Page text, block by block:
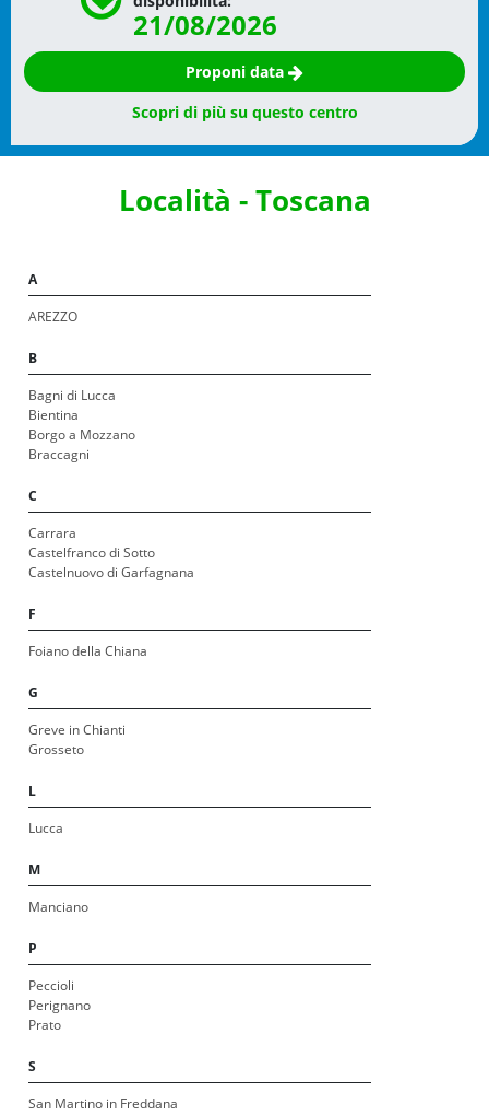
21/08/2026
Proponi data
Scopri di più su questo centro
Località - Toscana
A
AREZZO
B
Bagni di Lucca
Bientina
Borgo a Mozzano
Braccagni
C
Carrara
Castelfranco di Sotto
Castelnuovo di Garfagnana
F
Foiano della Chiana
G
Greve in Chianti
Grosseto
L
Lucca
M
Manciano
P
Peccioli
Perignano
Prato
S
San Martino in Freddana